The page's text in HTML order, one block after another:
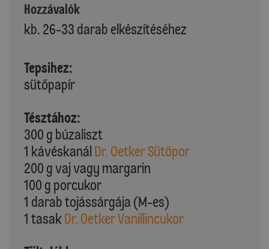
Hozzávalók
kb. 26-33 darab elkészítéséhez
Tepsihez:
sütőpapír
Tésztához:
300 g búzaliszt
1 kávéskanálDr. Oetker Sütőpor
200 g vaj vagy margarin
100 g porcukor
1 darab tojássárgája (M-es)
1 tasak Dr. Oetker Vanillincukor